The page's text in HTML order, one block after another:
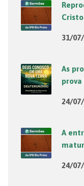
31/
As
prova
24/
A
24/